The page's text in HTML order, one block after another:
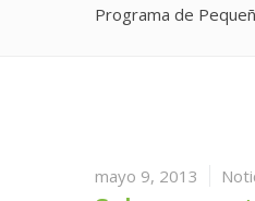
Programa de
mayo 9, 2013